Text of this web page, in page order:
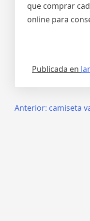
que comprar
online para
Publicada en
Navegación
Anterior: camiseta